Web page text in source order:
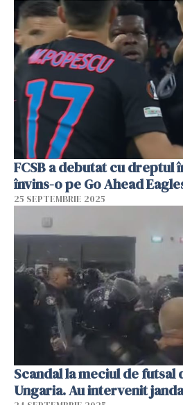
FCSB a debutat cu dreptul
învins-o pe Go Ahead
25 SEPTEMBRIE 2025
Scandal la meciul de futsal
Ungaria. Au intervenit